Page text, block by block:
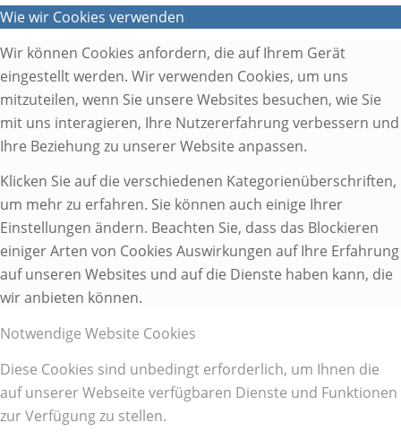
Wie wir Cookies verwenden
Wir können Cookies anfordern, die auf Ihrem Gerät
eingestellt werden. Wir verwenden Cookies, um uns
mitzuteilen, wenn Sie unsere Websites besuchen, wie Sie
mit uns interagieren, Ihre Nutzererfahrung verbessern und
Ihre Beziehung zu unserer Website anpassen.
Klicken Sie auf die verschiedenen Kategorienüberschriften,
um mehr zu erfahren. Sie können auch einige Ihrer
Einstellungen ändern. Beachten Sie, dass das Blockieren
einiger Arten von Cookies Auswirkungen auf Ihre Erfahrung
auf unseren Websites und auf die Dienste haben kann, die
wir anbieten können.
Notwendige Website Cookies
Diese Cookies sind unbedingt erforderlich, um Ihnen die
auf unserer Webseite verfügbaren Dienste und Funktionen
zur Verfügung zu stellen.